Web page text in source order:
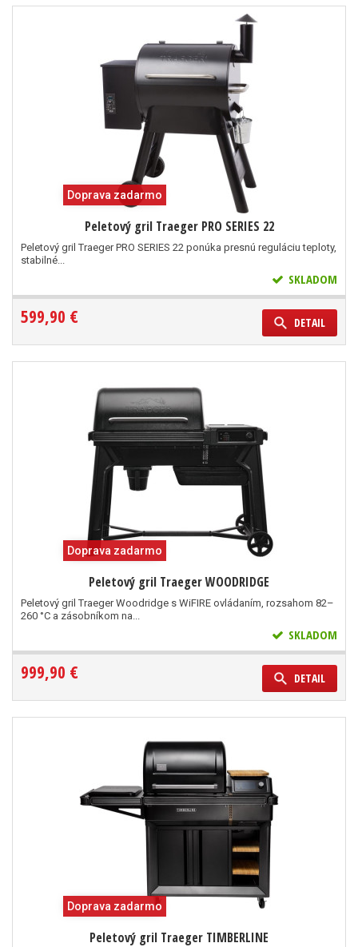
Doprava zadarmo
Peletový gril Traeger PRO SERIES 22
Peletový gril Traeger PRO SERIES 22 ponúka presnú reguláciu teploty,
stabilné...
SKLADOM
599,90 € DETAIL
Doprava zadarmo
Peletový gril Traeger WOODRIDGE
Peletový gril Traeger Woodridge s WiFIRE ovládaním, rozsahom 82–
260 °C a zásobníkom na...
SKLADOM
999,90 € DETAIL
Doprava zadarmo
Peletový gril Traeger TIMBERLINE